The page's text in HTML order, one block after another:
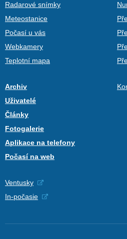
Radarové snímky
Meteostanice
Počasí u vás
Webkamery
Teplotní mapa
Archiv
Uživatelé
Články
Fotogalerie
Aplikace na telefony
Počasí na web
Ventusky
In-počasie